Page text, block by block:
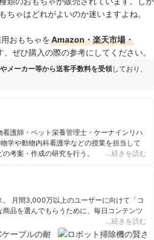
ゃはどれがよいのか迷いますよね。
おもちゃをAmazon・楽天市場・
。ぜひ購入の際の参考にしてください。
メーカー等から送客手数料を受領しており、
護師・ペット栄養管理士・ケーナインリハ
学や動物内科看護学などの授業を担当して
考案・作成の研究を行う。
…続きを読む
月間3,000万以上のユーザーに向けて「コ
品を選んでもらうために、毎日コンテンツ
…続きを読む